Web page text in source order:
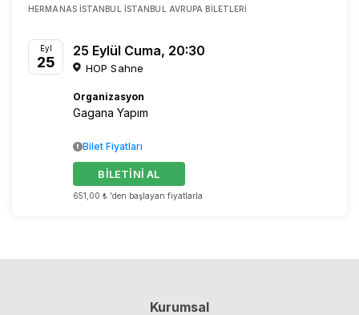
HERMANAS İSTANBUL İSTANBUL AVRUPA BILETLERI
Eyl
25
25 Eylül Cuma, 20:30
HOP Sahne
Organizasyon
Gagana Yapım
651,00 ₺ 'den başlayan fiyatlarla
BİLETİNİ AL
Bilet Fiyatları
Kurumsal